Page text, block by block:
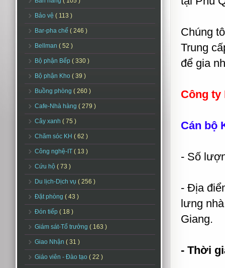
Bảo vệ ( 113 )
Bar-pha chế ( 246 )
Bellman ( 52 )
Bộ phận Bếp ( 330 )
Bộ phận Kho ( 39 )
Buồng phòng ( 260 )
Cafe-Nhà hàng ( 279 )
Cây xanh ( 75 )
Chăm sóc KH ( 62 )
Công nghệ-IT ( 13 )
Cứu hộ ( 73 )
Du lịch-Dịch vụ ( 256 )
Đặt phòng ( 43 )
Đón tiếp ( 18 )
Giám sát-Tổ trưởng ( 163 )
Giao Nhận ( 31 )
Giáo viên - Đào tạo ( 22 )
Chúng
Trung
để gia
Công ty
Cán bộ
- Số
- Địa
lưng
Giang.
- Thời